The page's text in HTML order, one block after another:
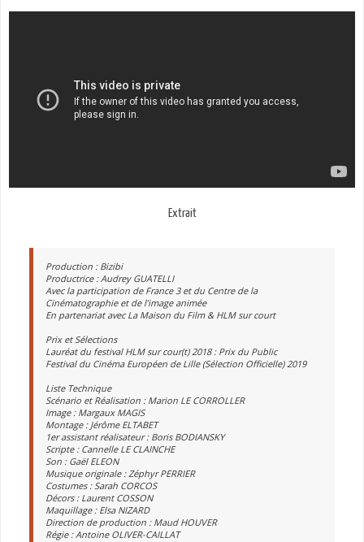
Extrait
Production : Bizibi
Productrice : Audrey GUATELLI
Avec la participation de France 3 et du Centre de la
Cinématographie et de l’image animée
En partenariat avec La Maison du Film & HLM sur court
Prix et Sélections
Lauréat du festival HLM sur cour(t) 2018 : Prix du Public
Festival du Cinéma Européen de Lille (Sélection Officielle) 2019
Liste Technique
Scénario et Réalisation : Marion LE CORROLLER
Image : Margaux MAGIS
Montage : Jérôme ELTABET
1er assistant réalisateur : Boris BODIANSKY
Scripte : Cannelle LE CLAINCHE
Son : Gaël ELEON
Musique originale : Zéphyr PERRIER
Costumes : Sarah CORCOS
Décors : Laurent COSSON
Maquillage : Elsa NIZARD
Direction de production : Maud HOUVER
Régie : Antoine OLIVER-CAILLAT